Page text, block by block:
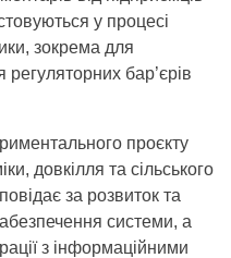
у процесі
зокрема для
регуляторних бар’єрів
проєкту
довкілля та сільського
за розвиток та
системи, а
з інформаційними